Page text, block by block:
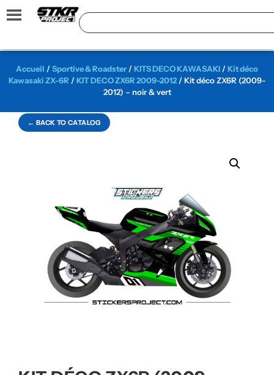
← BACK TO CATALOG
Accueil /Sportive & Roadster /KITS DECO KAWASAKI /Kit déco
Kawasaki ZX-6R /KIT DECO ZX6R 2009-2012 / Kit déco ZX6R (2009-
2012) – noir & vert